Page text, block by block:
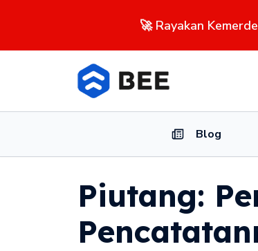
🚀 Rayakan
Blog
Piutang: